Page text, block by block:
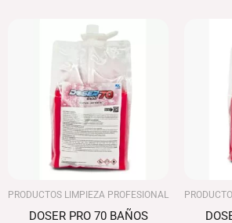
PRODUCTOS LIMPIEZA PROFESIONAL
DOSER PRO 70 BAÑOS
El
precio
original
era:
88.35€.
precio
actual
85.70€.